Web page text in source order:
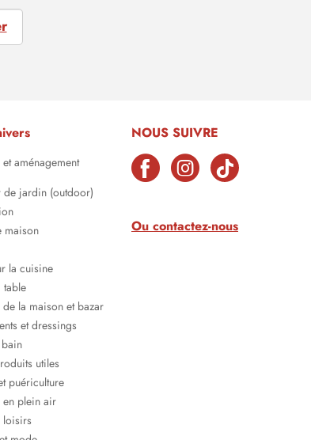
aménagement
jardin (outdoor)
maison
la cuisine
table
la maison et bazar
et dressings
utiles
puériculture
en plein air
loisirs
NOUS SUIVRE
Ou contactez-nous